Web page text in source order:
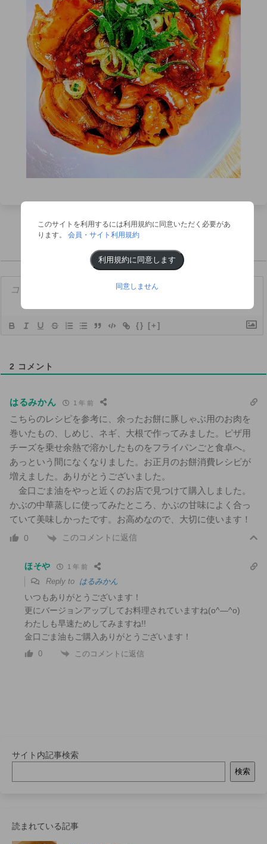
{} [+]
2 コメント
はるみかん 1 年 前
こちらのレシピを参考に、余ったお餅に豚しゃぶ用のお肉を
巻いたもの、しめじ、ネギ、大根で作ってみました。ピザ用
チーズを乗せ余熱で溶かしたものをフライパンごと食卓へ。
あっという間になくなりました。お正月のお餅消費レシピが
増えました。ありがとうございました。
金口ごま油をやっと近くのお店で見つけて購入しました。
かぶの中華蒸しに使ってみたところ、かぶの甘味によく合っ
ていて美味しかったです。お高めなので、大切に使います！
0 このコメントに返信
ほそや 1 年 前
Reply to はるみかん
いつもありがとうございます！
更にバージョンアップしてお料理されていますね(o^―^o)
わたしも早速ためしてみますね!!
金口ごま油もご購入ありがとうございます！
0 このコメントに返信
サイト内記事検索
検索
読まれている記事
このサイトを利用するには利用規約に同意いただく必要があ
ります。会員・サイト利用規約
利用規約に同意します
同意しません